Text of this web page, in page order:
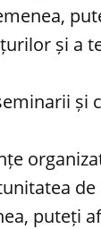
și a
și
puteți